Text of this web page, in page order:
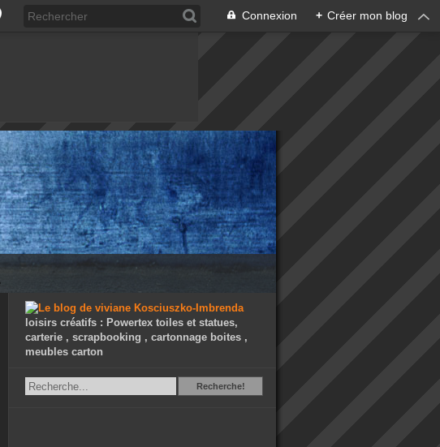
Connexion + Créer mon blog
loisirs créatifs : Powertex toiles et statues,
carterie , scrapbooking , cartonnage boites ,
meubles carton
RechercheRecherche!